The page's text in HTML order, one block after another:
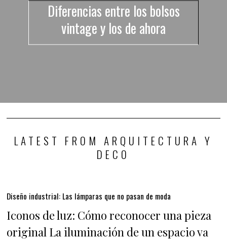
Diferencias entre los bolsos
vintage y los de ahora
LATEST FROM ARQUITECTURA Y
DECO
Diseño industrial: Las lámparas que no pasan de moda
Iconos de luz: Cómo reconocer una pieza
original La iluminación de un espacio va